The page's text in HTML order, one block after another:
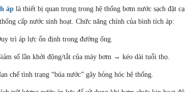
áp là thiết bị quan trọng trong hệ thống bơm nước sạch đặt
cấp nước sinh hoạt. Chức năng chính của bình tích áp:
trì áp lực ổn định trong đường ống.
số lần khởi động/tắt của máy bơm → kéo dài tuổi thọ.
chế tình trạng “búa nước” gây hỏng hóc hệ thống.